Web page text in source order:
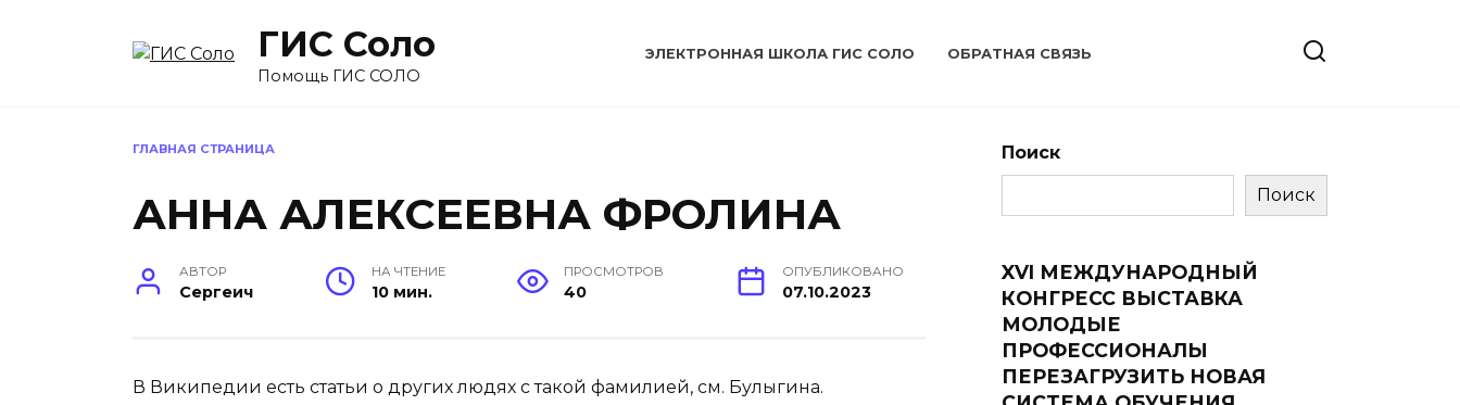
ГИС Соло
Помощь ГИС СОЛО
ЭЛЕКТРОННАЯ ШКОЛА ГИС СОЛО ОБРАТНАЯ СВЯЗЬ
ГЛАВНАЯ СТРАНИЦА
АННА АЛЕКСЕЕВНА ФРОЛИНА
АВТОР
Сергеич
НА ЧТЕНИЕ
10 мин.
ПРОСМОТРОВ
40
ОПУБЛИКОВАНО
07.10.2023
В Википедии есть статьи о других людях с такой фамилией, см. Булыгина.
Поиск
Поиск
XVI МЕЖДУНАРОДНЫЙ
КОНГРЕСС ВЫСТАВКА
МОЛОДЫЕ
ПРОФЕССИОНАЛЫ
ПЕРЕЗАГРУЗИТЬ НОВАЯ